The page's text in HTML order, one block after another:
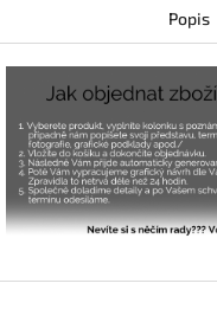
Popis